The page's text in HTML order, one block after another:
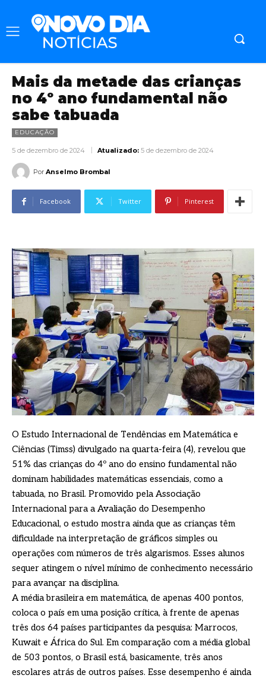
Mais da metade das crianças
no 4º ano fundamental não
sabe tabuada
EDUCAÇÃO
5 de dezembro de 2024 Atualizado: 5 de dezembro de 2024
Por Anselmo Brombal
Facebook Twitter Pinterest
O Estudo Internacional de Tendências em Matemática e
Ciências (Timss) divulgado na quarta-feira (4), revelou que
51% das crianças do 4º ano do ensino fundamental não
dominam habilidades matemáticas essenciais, como a
tabuada, no Brasil. Promovido pela Associação
Internacional para a Avaliação do Desempenho
Educacional, o estudo mostra ainda que as crianças têm
dificuldade na interpretação de gráficos simples ou
operações com números de três algarismos. Esses alunos
sequer atingem o nível mínimo de conhecimento necessário
para avançar na disciplina.
A média brasileira em matemática, de apenas 400 pontos,
coloca o país em uma posição crítica, à frente de apenas
três dos 64 países participantes da pesquisa: Marrocos,
Kuwait e África do Sul. Em comparação com a média global
de 503 pontos, o Brasil está, basicamente, três anos
escolares atrás de outros países. Esse desempenho é ainda